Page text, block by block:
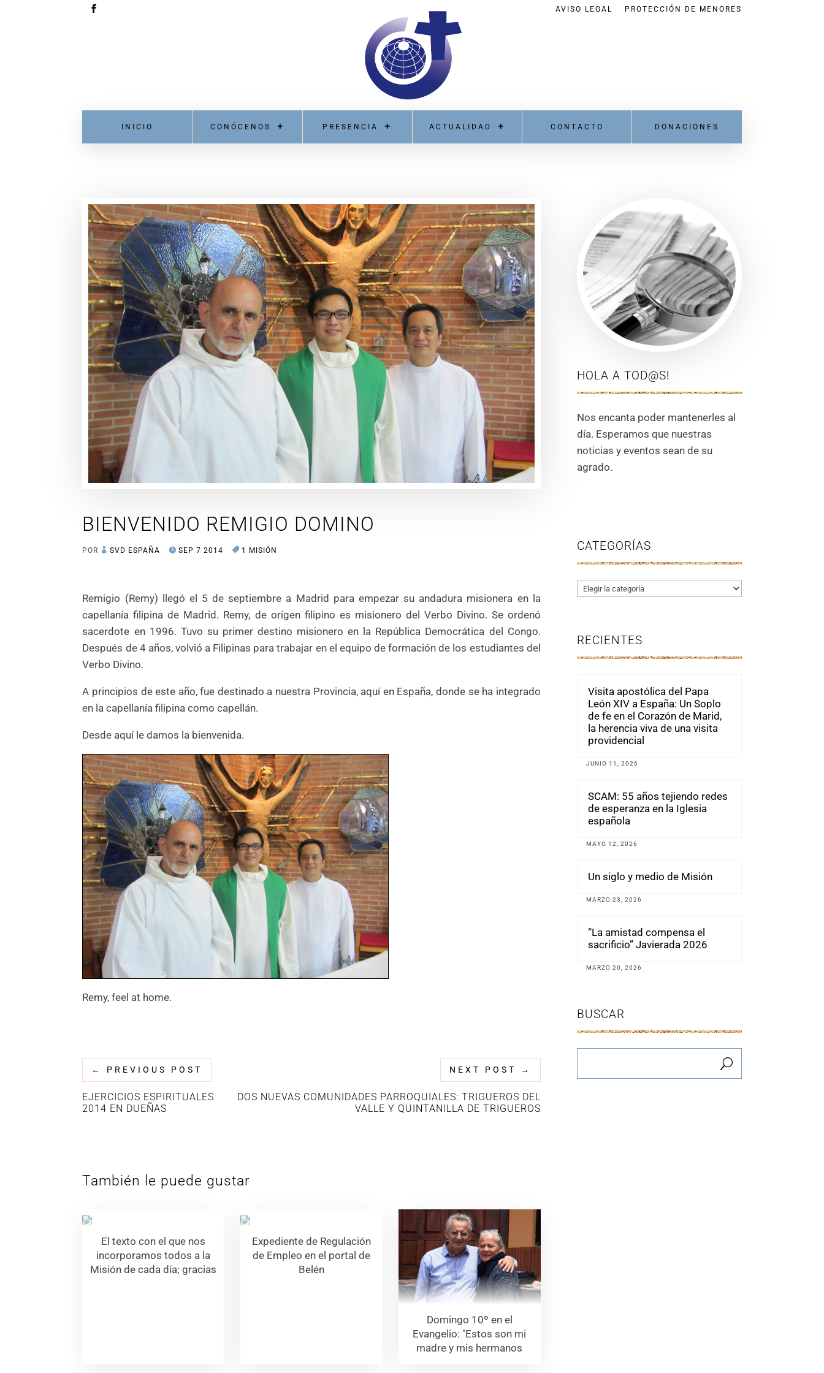
AVISO LEGAL PROTECCIÓN DE MENORES
INICIO CONÓCENOS PRESENCIA ACTUALIDAD CONTACTO DONACIONES
BIENVENIDO REMIGIO DOMINO
POR SVD ESPAÑA SEP 7 2014 1 MISIÓN
Remigio (Remy) llegó el 5 de septiembre a Madrid para empezar su andadura misionera en la
capellanía filipina de Madrid. Remy, de origen filipino es misionero del Verbo Divino. Se ordenó
sacerdote en 1996. Tuvo su primer destino misionero en la República Democrática del Congo.
Después de 4 años, volvió a Filipinas para trabajar en el equipo de formación de los estudiantes del
Verbo Divino.
A principios de este año, fue destinado a nuestra Provincia, aquí en España, donde se ha integrado
en la capellanía filipina como capellán.
Desde aquí le damos la bienvenida.
Remy, feel at home.
← PREVIOUS POST
EJERCICIOS ESPIRITUALES
2014 EN DUEÑAS
NEXT POST →
DOS NUEVAS COMUNIDADES PARROQUIALES: TRIGUEROS DEL
VALLE Y QUINTANILLA DE TRIGUEROS
También le puede gustar
El texto con el que nos
incorporamos todos a la
Misión de cada día; gracias
Expediente de Regulación
de Empleo en el portal de
Belén
Domingo 10º en el
Evangelio: "Estos son mi
madre y mis hermanos
HOLA A TOD@S!
Nos encanta poder mantenerles al
día. Esperamos que nuestras
noticias y eventos sean de su
agrado.
CATEGORÍAS
Categorías
RECIENTES
Visita apostólica del Papa
León XIV a España: Un Soplo
de fe en el Corazón de Marid,
la herencia viva de una visita
providencial
JUNIO 11, 2026
SCAM: 55 años tejiendo redes
de esperanza en la Iglesia
española
MAYO 12, 2026
Un siglo y medio de Misión
MARZO 23, 2026
“La amistad compensa el
sacrificio” Javierada 2026
MARZO 20, 2026
BUSCAR